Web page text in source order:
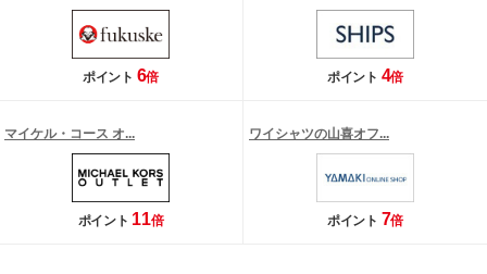
ポイント 6倍 ポイント 4倍
マイケル・コース オ...
ポイント 11倍
ワイシャツの山喜オフ...
ポイント 7倍